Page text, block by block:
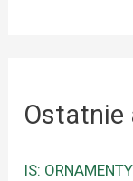
Ostatnie
IS: